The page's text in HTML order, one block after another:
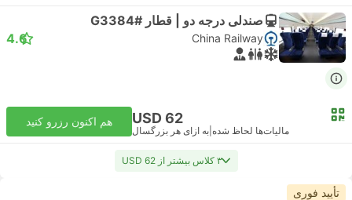
صندلی درجه دو | قطار #G3384
China Railway
4.6
USD 62
مالیات‌ها لحاظ شده به ازای هر بزرگسال
هم اکنون رزرو کنید
۳ کلاس بیشتر از USD 62
تأیید فوری